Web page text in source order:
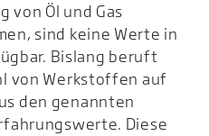
von Öl und Gas
sind keine Werte in
Bislang beruft
von Werkstoffen auf
den genannten
Diese